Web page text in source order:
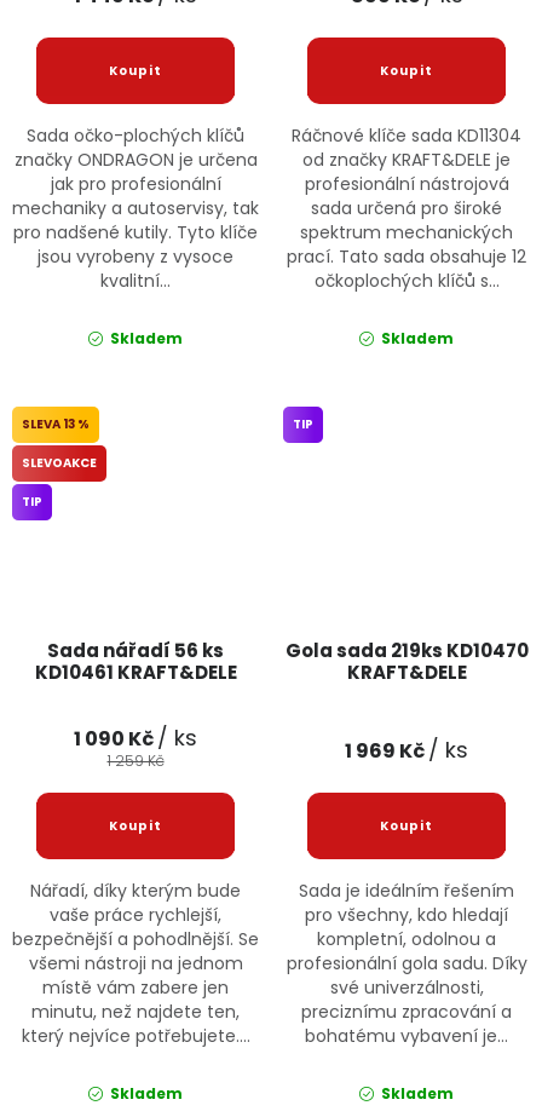
Sada očko-plochých klíčů
značky ONDRAGON je určena
jak pro profesionální
mechaniky a autoservisy, tak
pro nadšené kutily. Tyto klíče
jsou vyrobeny z vysoce
kvalitní...
Skladem
Ráčnové klíče sada KD11304
od značky KRAFT&DELE je
profesionální nástrojová
sada určená pro široké
spektrum mechanických
prací. Tato sada obsahuje 12
očkoplochých klíčů s...
Skladem
Sada nářadí 56 ks
KD10461 KRAFT&DELE
13 %
SLEVOAKCE
TIP
1 090 Kč/ ks
1 259 Kč
Nářadí, díky kterým bude
vaše práce rychlejší,
bezpečnější a pohodlnější. Se
všemi nástroji na jednom
místě vám zabere jen
minutu, než najdete ten,
který nejvíce potřebujete....
Skladem
Gola sada 219ks KD10470
KRAFT&DELE
TIP
1 969 Kč/ ks
Sada je ideálním řešením
pro všechny, kdo hledají
kompletní, odolnou a
profesionální gola sadu. Díky
své univerzálnosti,
preciznímu zpracování a
bohatému vybavení je...
Skladem